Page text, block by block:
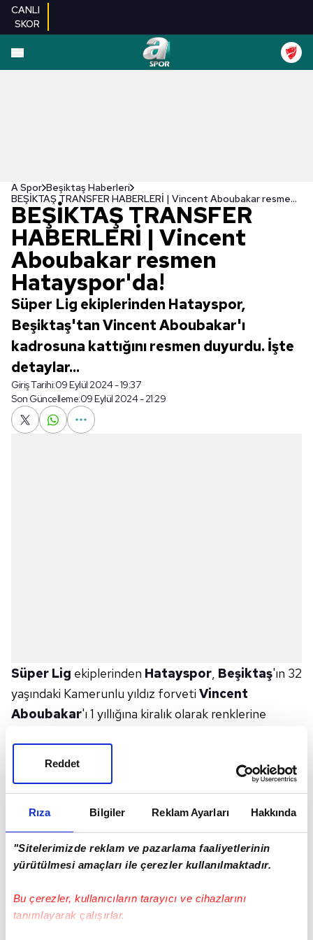
Rıza Bilgiler Reklam Ayarları Hakkında
"Sitelerimizde reklam ve pazarlama faaliyetlerinin
yürütülmesi amaçları ile çerezler kullanılmaktadır.
Bu çerezler, kullanıcıların tarayıcı ve cihazlarını
tanımlayarak çalışırlar.
Reddet
CANLI
SKOR
A Spor Beşiktaş Haberleri
BEŞİKTAŞ TRANSFER HABERLERİ | Vincent Aboubakar resmen Hatayspor'da!
BEŞİKTAŞ TRANSFER
HABERLERİ | Vincent
Aboubakar resmen
Hatayspor'da!
Süper Lig ekiplerinden Hatayspor,
Beşiktaş'tan Vincent Aboubakar'ı
kadrosuna kattığını resmen duyurdu. İşte
detaylar...
Giriş Tarihi:09 Eylül 2024 - 19:37
Son Güncelleme:09 Eylül 2024 - 21:29
Süper Lig ekiplerinden Hatayspor, Beşiktaş'ın 32
yaşındaki Kamerunlu yıldız forveti Vincent
Aboubakar'ı 1 yıllığına kiralık olarak renklerine
Beşiktaş formaları giyen Aboubakar, Beşiktaş
formasıyla toplamda 117 resmi maçta sahaya
çıkarak, 60 gol ve 14 asist üretti. Kamerunlu golcü
sezon başında takımıyla yolların ayrılması konusunda
anlaşmaya vardı. Aboubakar'ı ile 1 yıllığına kiralık
olarak kadrosuna katan Hatayspor kulübünden
yapılan açıklamada, "Tecrübeli golcü Vincent
Aboubakar ile 1 yıllık sözleşme imzaladık" denildi.